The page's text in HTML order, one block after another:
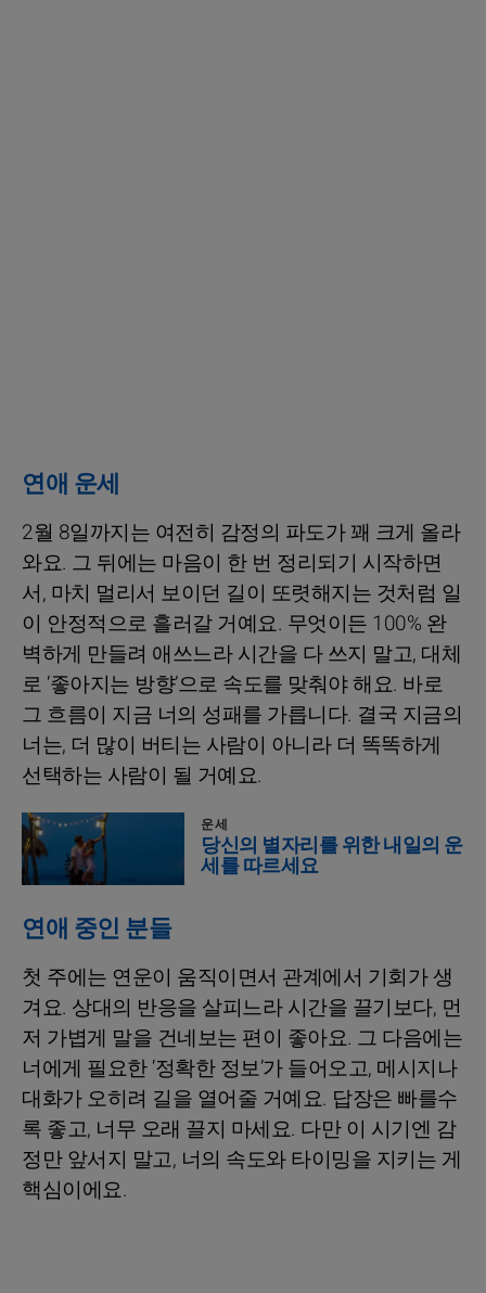
연애 운세
2월 8일까지는 여전히 감정의 파도가 꽤 크게 올라
와요. 그 뒤에는 마음이 한 번 정리되기 시작하면
서, 마치 멀리서 보이던 길이 또렷해지는 것처럼 일
이 안정적으로 흘러갈 거예요. 무엇이든 100% 완
벽하게 만들려 애쓰느라 시간을 다 쓰지 말고, 대체
로 ‘좋아지는 방향’으로 속도를 맞춰야 해요. 바로
그 흐름이 지금 너의 성패를 가릅니다. 결국 지금의
너는, 더 많이 버티는 사람이 아니라 더 똑똑하게
선택하는 사람이 될 거예요.
운세
당신의 별자리를 위한 내일의 운
세를 따르세요
연애 중인 분들
첫 주에는 연운이 움직이면서 관계에서 기회가 생
겨요. 상대의 반응을 살피느라 시간을 끌기보다, 먼
저 가볍게 말을 건네보는 편이 좋아요. 그 다음에는
너에게 필요한 ‘정확한 정보’가 들어오고, 메시지나
대화가 오히려 길을 열어줄 거예요. 답장은 빠를수
록 좋고, 너무 오래 끌지 마세요. 다만 이 시기엔 감
정만 앞서지 말고, 너의 속도와 타이밍을 지키는 게
핵심이에요.